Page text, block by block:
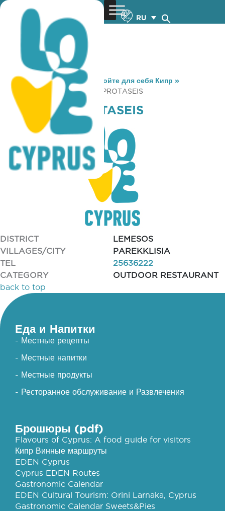
RU
You are here: Home »Откройте для себя Кипр »
Gastronomy
» GEVSTIKES PROTASEIS
GEVSTIKES PROTASEIS
DISTRICT
LEMESOS
VILLAGES/CITY
PAREKKLISIA
TEL
25636222
CATEGORY
OUTDOOR RESTAURANT
back to top
Еда и Напитки
- Местные рецепты
- Местные напитки
- Местные продукты
- Ресторанное обслуживание и Развлечения
Брошюры (pdf)
Flavours of Cyprus: A food guide for visitors
Кипр Винные маршруты
EDEN Cyprus
Cyprus EDEN Routes
Gastronomic Calendar
EDEN Cultural Tourism: Orini Larnaka, Cyprus
Gastronomic Calendar Sweets&Pies